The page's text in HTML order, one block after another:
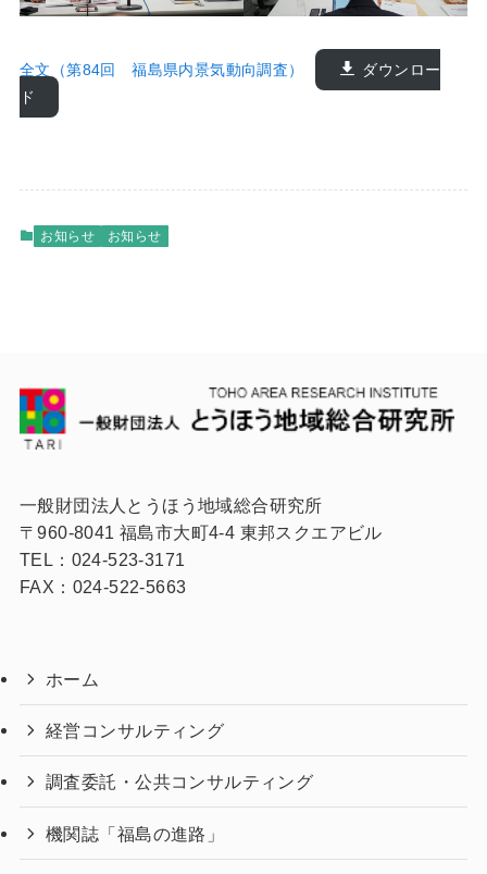
全文（第84回 福島県内景気動向調査）
ダウンロー
ド
お知らせ お知らせ
一般財団法人とうほう地域総合研究所
〒960-8041 福島市大町4-4 東邦スクエアビル
TEL：024-523-3171
FAX：024-522-5663
ホーム
経営コンサルティング
調査委託・公共コンサルティング
機関誌「福島の進路」